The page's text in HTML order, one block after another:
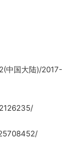
国大陆)/2017-